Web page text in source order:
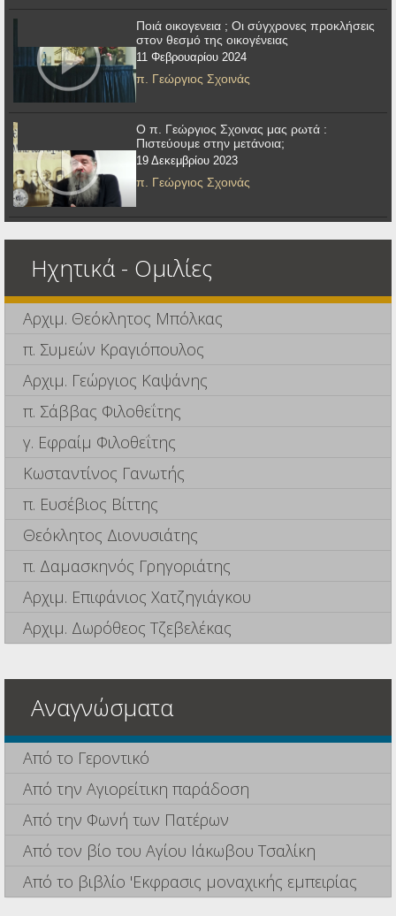
Ποιά οικογενεια ; Οι σύγχρονες προκλήσεις
στον θεσμό της οικογένειας
11 Φεβρουαρίου 2024
π. Γεώργιος Σχοινάς
Ο π. Γεώργιος Σχοινας μας ρωτά :
Πιστεύουμε στην μετάνοια;
19 Δεκεμβρίου 2023
π. Γεώργιος Σχοινάς
Ηχητικά - Ομιλίες
Αρχιμ. Θεόκλητος Μπόλκας
π. Συμεών Κραγιόπουλος
Αρχιμ. Γεώργιος Καψάνης
π. Σάββας Φιλοθεΐτης
γ. Εφραίμ Φιλοθεΐτης
Κωσταντίνος Γανωτής
π. Ευσέβιος Βίττης
Θεόκλητος Διονυσιάτης
π. Δαμασκηνός Γρηγοριάτης
Αρχιμ. Επιφάνιος Χατζηγιάγκου
Αρχιμ. Δωρόθεος Τζεβελέκας
Αναγνώσματα
Από το Γεροντικό
Από την Αγιορείτικη παράδοση
Από την Φωνή των Πατέρων
Από τον βίο του Αγίου Ιάκωβου Τσαλίκη
Από το βιβλίο 'Εκφρασις μοναχικής εμπειρίας